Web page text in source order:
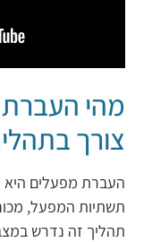
מהי
צורך
העברת מפעלים היא
תשתיות המפעל,
תהליך זה נדרש